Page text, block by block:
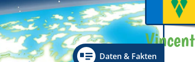
Daten & Fakten
Vincent